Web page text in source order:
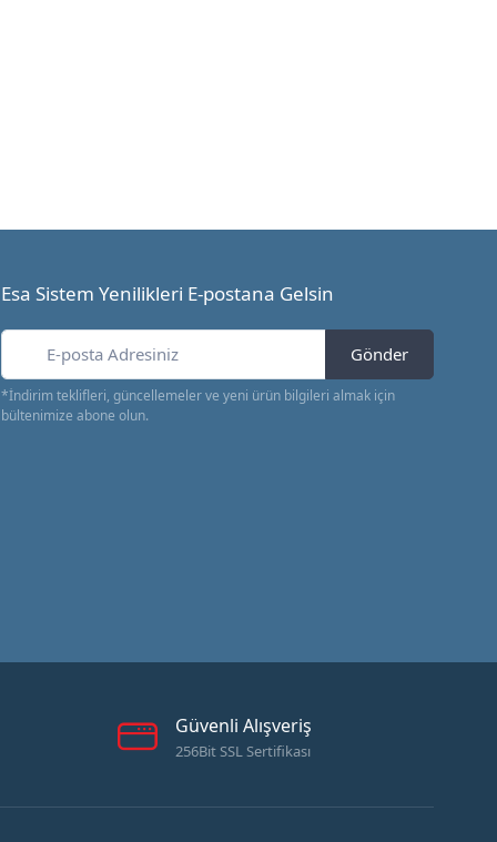
Esa Sistem Yenilikleri E-postana Gelsin
Gönder
*İndirim teklifleri, güncellemeler ve yeni ürün bilgileri almak için
bültenimize abone olun.
Güvenli Alışveriş
256Bit SSL Sertifikası